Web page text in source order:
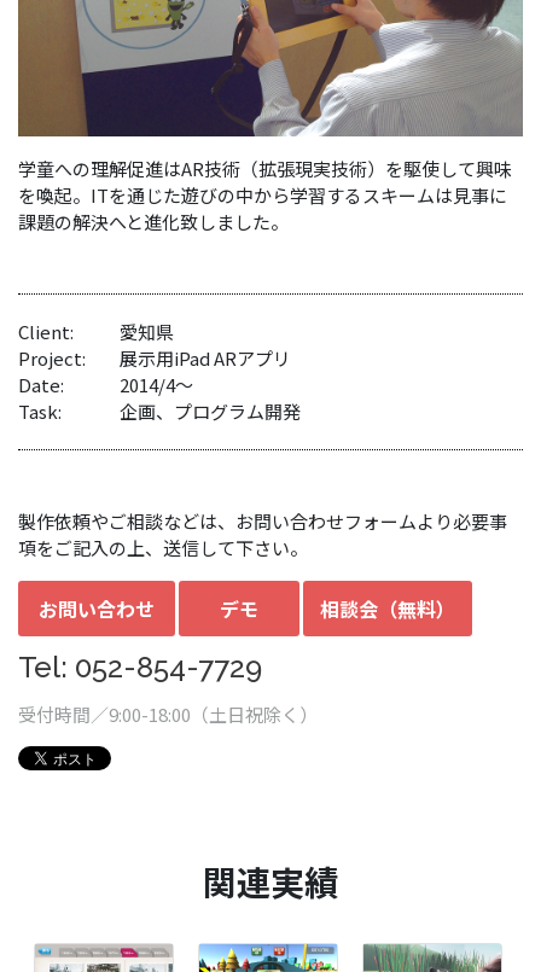
学童への理解促進はAR技術（拡張現実技術）を駆使して興味
を喚起。ITを通じた遊びの中から学習するスキームは見事に
課題の解決へと進化致しました。
Client:
愛知県
Project:
展示用iPad ARアプリ
Date:
2014/4〜
Task:
企画、プログラム開発
製作依頼やご相談などは、お問い合わせフォームより必要事
項をご記入の上、送信して下さい。
お問い合わせ デモ 相談会（無料）
Tel: 052-854-7729
受付時間／9:00-18:00（土日祝除く）
関連実績